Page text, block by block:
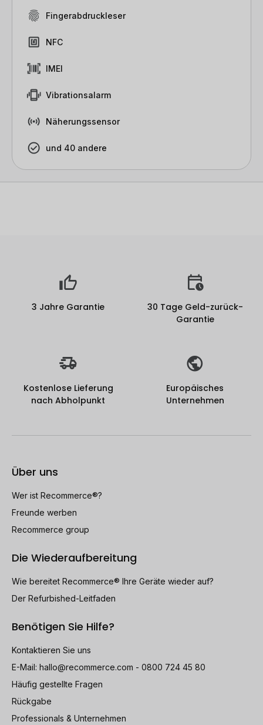
Fingerabdruckleser
NFC
IMEI
Vibrationsalarm
Näherungssensor
und 40 andere
3 Jahre Garantie
30 Tage Geld-zurück-
Garantie
Kostenlose Lieferung
nach Abholpunkt
Europäisches
Unternehmen
Über uns
Wer ist Recommerce®?
Freunde werben
Recommerce group
Die Wiederaufbereitung
Wie bereitet Recommerce® Ihre Geräte wieder auf?
Der Refurbished-Leitfaden
Benötigen Sie Hilfe?
Kontaktieren Sie uns
E-Mail: hallo@recommerce.com - 0800 724 45 80
Häufig gestellte Fragen
Rückgabe
Professionals & Unternehmen